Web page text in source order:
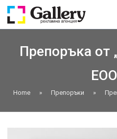
Препоръка от
Home » Препоръки »